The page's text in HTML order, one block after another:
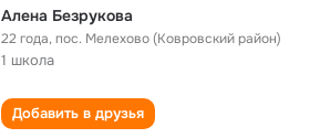
Алена Безрукова
22 года,пос. Мелехово (Ковровский район)
1 школа
Добавить в друзья